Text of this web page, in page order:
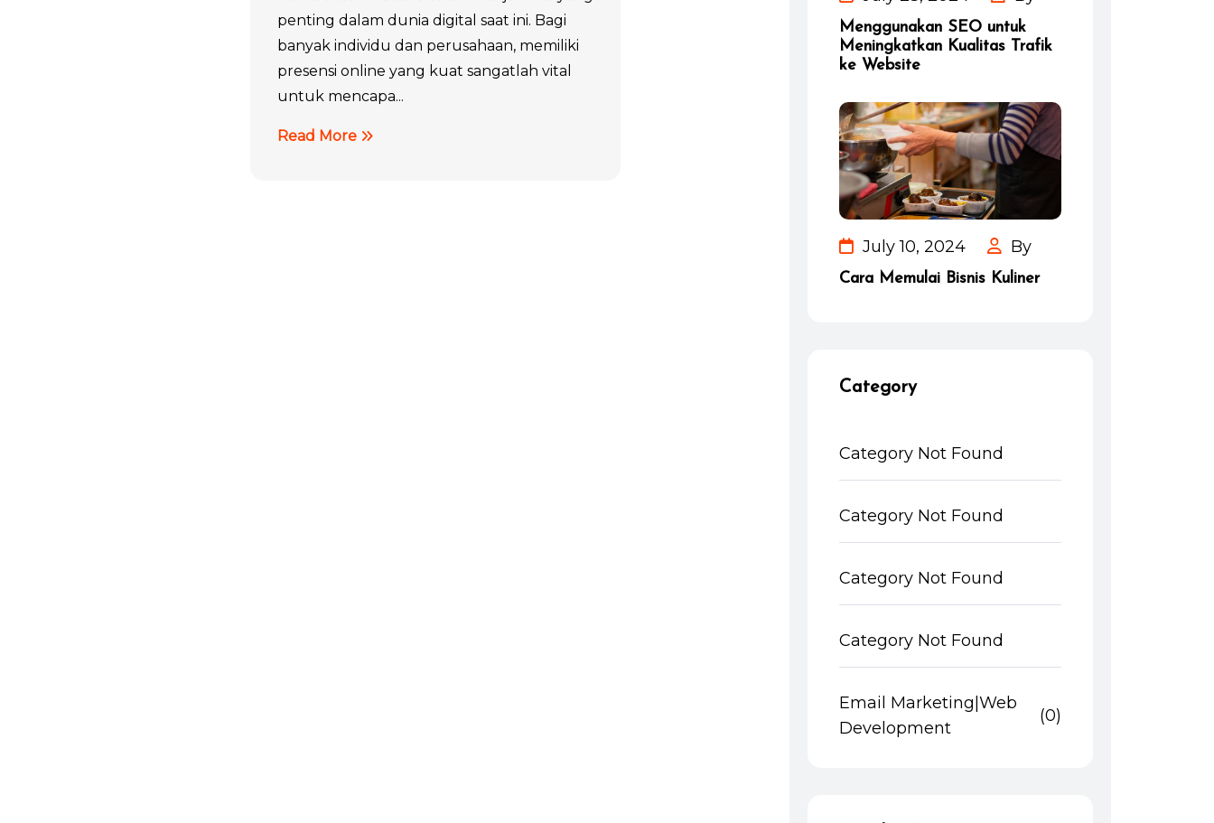
penting dalam dunia digital saat ini. Bagi
banyak individu dan perusahaan, memiliki
presensi online yang kuat sangatlah vital
untuk mencapa...
Read More
Menggunakan SEO untuk
Meningkatkan Kualitas Trafik
ke Website
July 10, 2024 By
Cara Memulai Bisnis Kuliner
Category
Category Not Found
Category Not Found
Category Not Found
Category Not Found
Email Marketing|Web
Development
(0)